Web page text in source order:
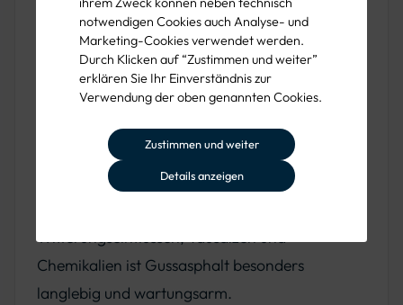
notwendigen Cookies auch Analyse- und
Marketing-Cookies verwendet werden.
Durch Klicken auf “Zustimmen und weiter”
erklären Sie Ihr Einverständnis zur
Verwendung der oben genannten Cookies.
Zustimmen und weiter
Details anzeigen
Lösung für stark belastete Verkehrsflächen.
Der Einbau erfolgt heiß und kann sowohl
maschinell als auch manuell durchgeführt
werden. Dabei ermöglicht die granulierte Form
eine exakte Dosierung und flexible Verarbeitung
vor Ort. Durch seine hohlraumfreie Struktur
Witterungseinflüssen, Tausalzen und
Chemikalien ist Gussasphalt besonders
langlebig und wartungsarm.